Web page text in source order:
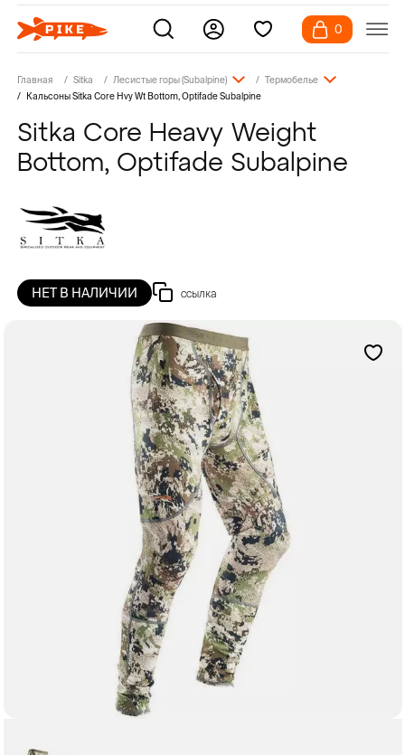
0
Главная Sitka Лесистые горы (Subalpine)
Термобелье
Кальсоны Sitka Core Hvy Wt Bottom, Optifade Subalpine
Sitka Core Heavy Weight
Bottom, Optifade Subalpine
НЕТ В НАЛИЧИИ ссылка